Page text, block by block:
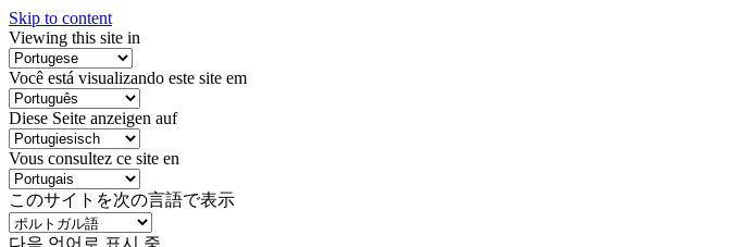
Skip to content
Viewing this site in
Você está visualizando este site em
Diese Seite anzeigen auf
Vous consultez ce site en
このサイトを次の言語で表示
다음 언어로 표시 중